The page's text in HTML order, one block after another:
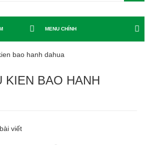
MENU CHÍNH
bao hanh dahua
KIEN BAO HANH
viết